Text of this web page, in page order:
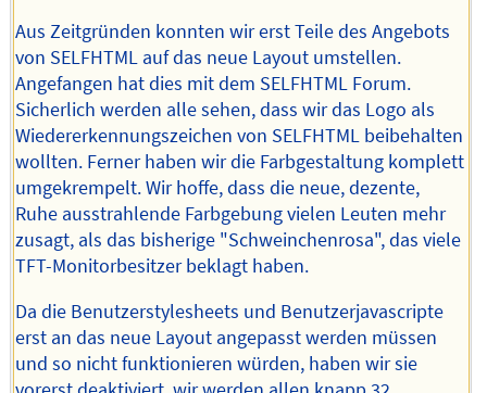
Aus Zeitgründen konnten wir erst Teile des Angebots
von SELFHTML auf das neue Layout umstellen.
Angefangen hat dies mit dem SELFHTML Forum.
Sicherlich werden alle sehen, dass wir das Logo als
Wiedererkennungszeichen von SELFHTML beibehalten
wollten. Ferner haben wir die Farbgestaltung komplett
umgekrempelt. Wir hoffe, dass die neue, dezente,
Ruhe ausstrahlende Farbgebung vielen Leuten mehr
zusagt, als das bisherige "Schweinchenrosa", das viele
TFT-Monitorbesitzer beklagt haben.
Da die Benutzerstylesheets und Benutzerjavascripte
erst an das neue Layout angepasst werden müssen
und so nicht funktionieren würden, haben wir sie